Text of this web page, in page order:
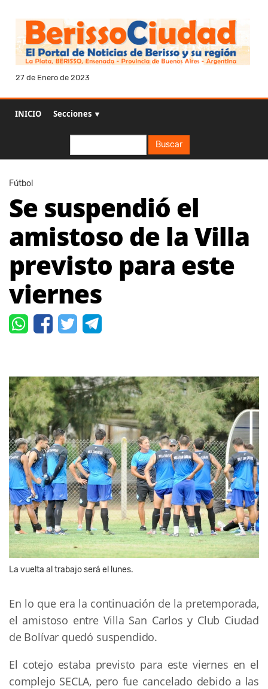
27 de Enero de 2023
INICIO Secciones ▼
Buscar
Fútbol
Se suspendió el
amistoso de la Villa
previsto para este
viernes
La vuelta al trabajo será el lunes.
En lo que era la continuación de la pretemporada,
el amistoso entre Villa San Carlos y Club Ciudad
de Bolívar quedó suspendido.
El cotejo estaba previsto para este viernes en el
complejo SECLA, pero fue cancelado debido a las